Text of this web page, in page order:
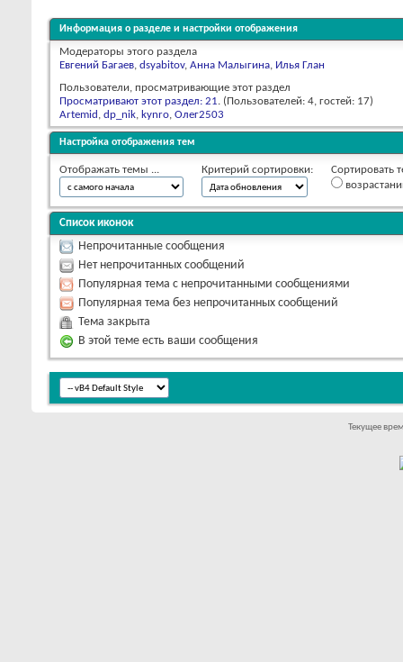
Информация о разделе и настройки отображения
Модераторы этого раздела
Евгений Багаев, dsyabitov, Анна Малыгина, Илья Глан
Пользователи, просматривающие этот раздел
Просматривают этот раздел: 21. (Пользователей: 4, гостей: 17)
Artemid , dp_nik, kynro, Олег2503
Настройка отображения тем
Отображать темы ... Критерий сортировки:
Сортировать
Список иконок
Непрочитанные сообщения
Нет непрочитанных сообщений
Популярная тема с непрочитанными сообщениями
Популярная тема без непрочитанных сообщений
Тема закрыта
В этой теме есть ваши сообщения
Текущее